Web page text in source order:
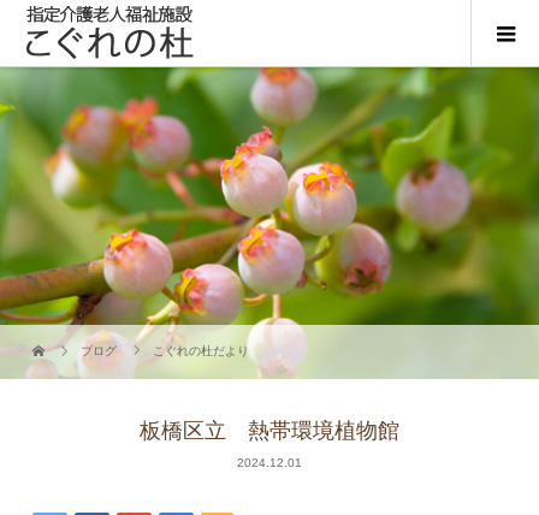
ブログ こぐれの杜だより
板橋区立 熱帯環境植物館
2024.12.01